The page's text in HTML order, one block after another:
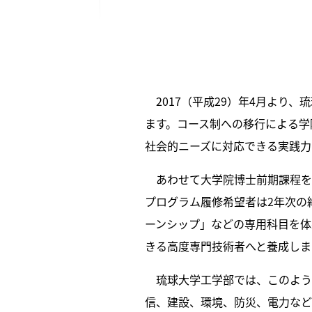
2017（平成29）年4月より、
ます。コース制への移行による
社会的ニーズに対応できる実践
あわせて大学院博士前期課程
プログラム履修希望者は2年次
ーンシップ」などの専用科目を
きる高度専門技術者へと養成し
琉球大学工学部では、このよ
信、建設、環境、防災、電力な